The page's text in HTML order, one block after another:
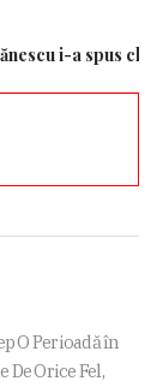
i-a spus clar lui
O Perioadă în
De Orice Fel,